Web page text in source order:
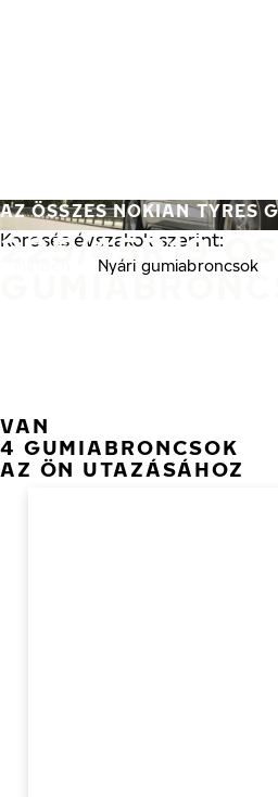
225/45R19
AZ ÖSSZES NOKIAN TYRES
Keresés évszakok szerint:
Nyári gumiabroncsok
VAN
4 GUMIABRONCSOK
AZ ÖN UTAZÁSÁHOZ